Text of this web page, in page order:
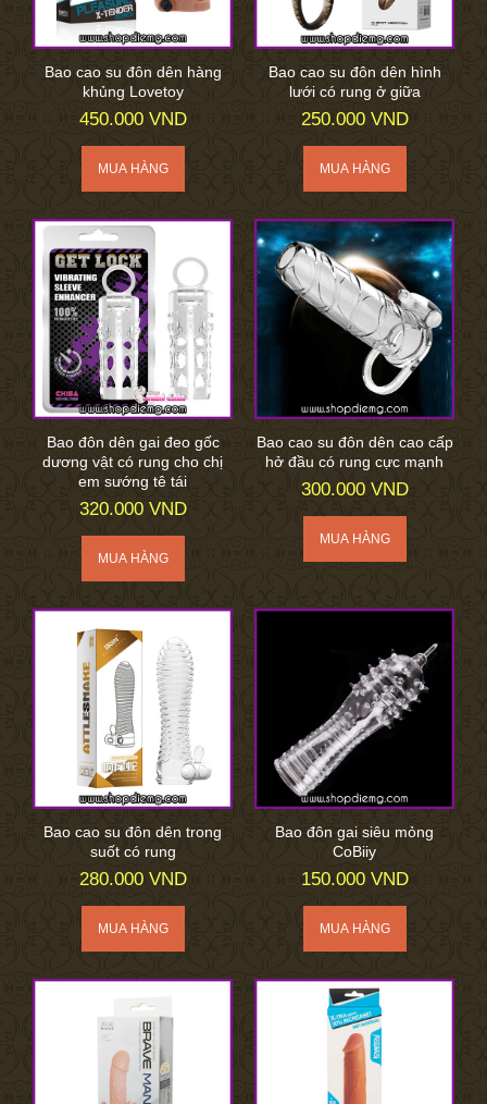
Bao cao su đôn dên hàng
khủng Lovetoy
450.000 VND
Bao cao su đôn dên hình
lưới có rung ở giữa
250.000 VND
Bao đôn dên gai đeo gốc
dương vật có rung cho chị
em sướng tê tái
320.000 VND
Bao cao su đôn dên cao cấp
hở đầu có rung cực mạnh
300.000 VND
Bao cao su đôn dên trong
suốt có rung
280.000 VND
Bao đôn gai siêu mỏng
CoBiiy
150.000 VND